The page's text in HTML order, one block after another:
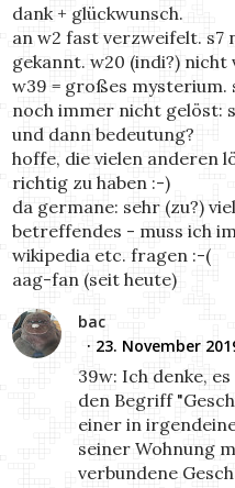
dank + glückwunsch.
an w2 fast verzweifelt. s7
gekannt. w20 (indi?) nicht
w39 = großes mysterium.
noch immer nicht gelöst:
und dann bedeutung?
hoffe, die vielen anderen
richtig zu haben :-)
da germane: sehr (zu?)
betreffendes - muss ich
wikipedia etc. fragen :-(
aag-fan (seit heute)
bac
23. November
39w: Ich denke,
den Begriff
einer in
seiner Wohnung
verbundene